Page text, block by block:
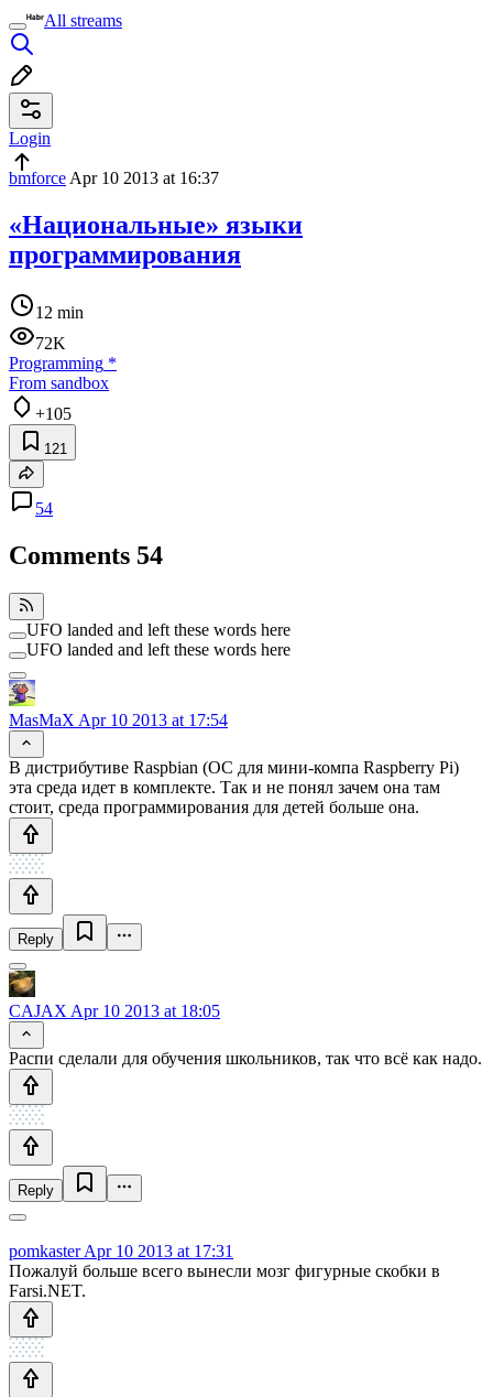
All streams
Login
bmforce Apr 10 2013 at 16:37
«Национальные» языки
программирования
12 min
72K
Programming *
From sandbox
+105
121
54
Comments 54
UFO landed and left these words here
UFO landed and left these words here
MasMaX Apr 10 2013 at 17:54
В дистрибутиве Raspbian (ОС для мини-компа Raspberry Pi)
эта среда идет в комплекте. Так и не понял зачем она там
стоит, среда программирования для детей больше она.
Reply
CAJAX Apr 10 2013 at 18:05
Распи cделали для обучения школьников, так что всё как надо.
Reply
pomkasterApr 10 2013 at 17:31
Пожалуй больше всего вынесли мозг фигурные скобки в
Farsi.NET.